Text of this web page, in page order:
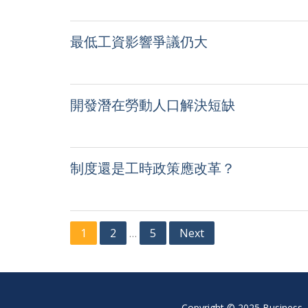
最低工資影響爭議仍大
開發潛在勞動人口解決短缺
制度還是工時政策應改革？
Posts
1 2 … 5 Next